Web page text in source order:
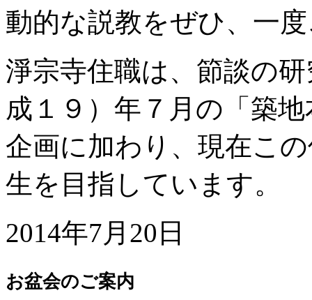
動的な説教をぜひ、一
淨宗寺住職は、節談の
成１９）年７月の「築
企画に加わり、現在こ
生を目指しています。
2014年7月20日
お盆会のご案内